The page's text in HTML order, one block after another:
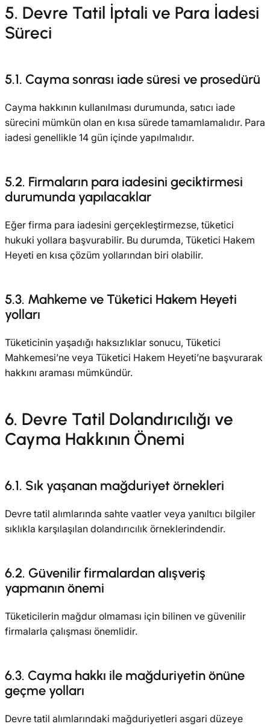
5. Devre Tatil İptali ve Para İadesi
Süreci
5.1. Cayma sonrası iade süresi ve prosedürü
Cayma hakkının kullanılması durumunda, satıcı iade
sürecini mümkün olan en kısa sürede tamamlamalıdır. Para
iadesi genellikle 14 gün içinde yapılmalıdır.
5.2. Firmaların para iadesini geciktirmesi
durumunda yapılacaklar
Eğer firma para iadesini gerçekleştirmezse, tüketici
hukuki yollara başvurabilir. Bu durumda, Tüketici Hakem
Heyeti en kısa çözüm yollarından biri olabilir.
5.3. Mahkeme ve Tüketici Hakem Heyeti
yolları
Tüketicinin yaşadığı haksızlıklar sonucu, Tüketici
Mahkemesi’ne veya Tüketici Hakem Heyeti’ne başvurarak
hakkını araması mümkündür.
6. Devre Tatil Dolandırıcılığı ve
Cayma Hakkının Önemi
6.1. Sık yaşanan mağduriyet örnekleri
Devre tatil alımlarında sahte vaatler veya yanıltıcı bilgiler
sıklıkla karşılaşılan dolandırıcılık örneklerindendir.
6.2. Güvenilir firmalardan alışveriş
yapmanın önemi
Tüketicilerin mağdur olmaması için bilinen ve güvenilir
firmalarla çalışması önemlidir.
6.3. Cayma hakkı ile mağduriyetin önüne
geçme yolları
Devre tatil alımlarındaki mağduriyetleri asgari düzeye